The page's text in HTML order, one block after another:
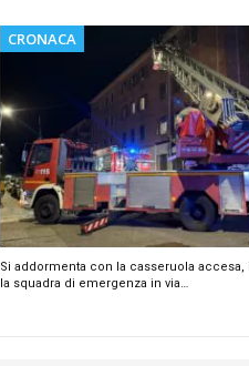
CRONACA
Si addormenta con la casseruola accesa,
la squadra di emergenza in via…